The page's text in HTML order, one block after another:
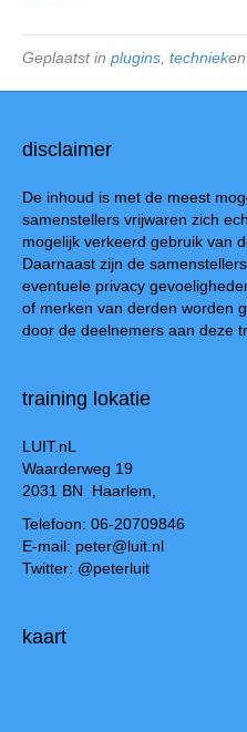
Geplaatst in plugins techniek
disclaimer
De inhoud is met de meest
samenstellers vrijwaren zich
mogelijk verkeerd gebruik van
Daarnaast zijn de
eventuele privacy
of merken van derden worden
door de deelnemers aan deze
training lokatie
LUIT.nL
Waarderweg 19
2031 BN Haarlem,
Telefoon: 06-20709846
E-mail: peter@luit.nl
Twitter: @peterluit
kaart